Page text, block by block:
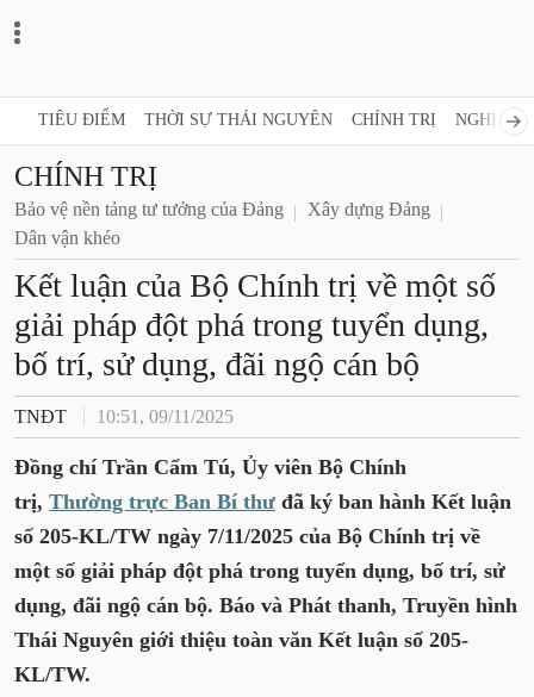
TIÊU ĐIỂM THỜI SỰ THÁI NGUYÊN CHÍNH TRỊ NGHỊ
CHÍNH TRỊ
Bảo vệ nền tảng tư tưởng của Đảng
Xây dựng Đảng
Dân vận khéo
Kết luận của Bộ Chính trị về một số
giải pháp đột phá trong tuyển dụng,
bố trí, sử dụng, đãi ngộ cán bộ
TNĐT 10:51, 09/11/2025
Đồng chí Trần Cẩm Tú, Ủy viên Bộ Chính
trị, Thường trực Ban Bí thư đã ký ban hành Kết luận
số 205-KL/TW ngày 7/11/2025 của Bộ Chính trị về
một số giải pháp đột phá trong tuyển dụng, bố trí, sử
dụng, đãi ngộ cán bộ. Báo và Phát thanh, Truyền hình
Thái Nguyên giới thiệu toàn văn Kết luận số 205-
KL/TW.